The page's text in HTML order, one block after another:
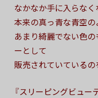
なかなか手に入らなく
本来の真っ青な青空の
あまり綺麗でない色
ーとして
販売されていているの
『スリーピングビュー